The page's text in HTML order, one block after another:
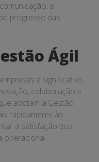
a
progresso das
Ágil
é significativo,
colaboração e
adotam a Gestão
rapidamente às
a satisfação dos
operacional.